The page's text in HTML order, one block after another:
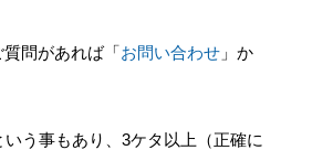
問があれば「お問い合わせ 」か
う事もあり、3ケタ以上（正確に